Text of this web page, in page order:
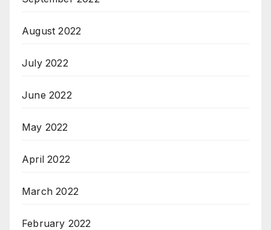
August 2022
July 2022
June 2022
May 2022
April 2022
March 2022
February 2022